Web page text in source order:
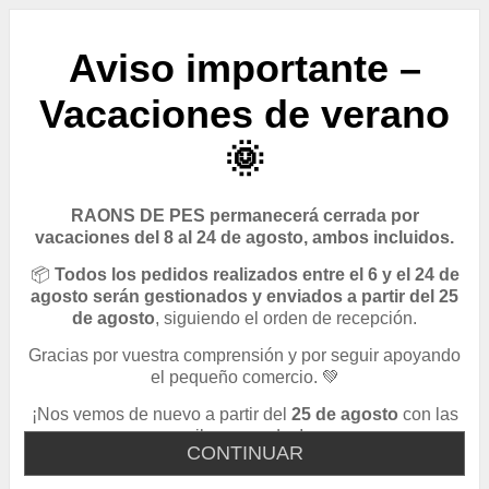
CONTINUAR
Aviso importante –
Vacaciones de verano
🌞
RAONS DE PES permanecerá cerrada por
vacaciones del 8 al 24 de agosto, ambos incluidos.
📦 Todos los pedidos realizados entre el 6 y el 24 de
agosto serán gestionados y enviados a partir del 25
de agosto, siguiendo el orden de recepción.
Gracias por vuestra comprensión y por seguir apoyando
el pequeño comercio. 💚
¡Nos vemos de nuevo a partir del 25 de agosto con las
pilas cargadas!